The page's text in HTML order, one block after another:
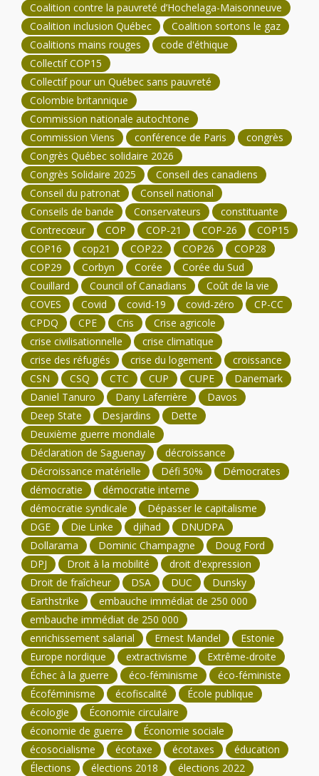
Coalition contre la pauvreté d’Hochelaga-Maisonneuve
Coalition inclusion Québec
Coalition sortons le gaz
Coalitions mains rouges
code d'éthique
Collectif COP15
Collectif pour un Québec sans pauvreté
Colombie britannique
Commission nationale autochtone
Commission Viens
conférence de Paris
congrès
Congrès Québec solidaire 2026
Congrès Solidaire 2025
Conseil des canadiens
Conseil du patronat
Conseil national
Conseils de bande
Conservateurs
constituante
Contrecœur
COP COP-21 COP-26
COP15
COP16
cop21 COP22 COP26
COP28
COP29
Corbyn Corée
Corée du Sud
Couillard
Council of Canadians
Coût de la vie
COVES
Covid covid-19 covid-zéro
CP-CC
CPDQ
CPE Cris
Crise agricole
crise civilisationnelle
crise climatique
crise des réfugiés
crise du logement
croissance
CSN
CSQ CTC CUP CUPE
Danemark
Daniel Tanuro
Dany Laferrière
Davos
Deep State
Desjardins
Dette
Deuxième guerre mondiale
Déclaration de Saguenay
décroissance
Décroissance matérielle
Défi 50%
Démocrates
démocratie
démocratie interne
démocratie syndicale
Dépasser le capitalisme
DGE
Die Linke djihad
DNUDPA
Dollarama
Dominic Champagne
Doug Ford
DPJ
Droit à la mobilité
droit d'expression
Droit de fraîcheur
DSA DUC
Dunsky
Earthstrike
embauche immédiat de 250 000
embauche immédiat de 250 000
enrichissement salarial
Ernest Mandel
Estonie
Europe nordique
extractivisme
Extrême-droite
Échec à la guerre
éco-féminisme
éco-féministe
Écoféminisme
écofiscalité
École publique
écologie
Économie circulaire
économie de guerre
Économie sociale
écosocialisme
écotaxe écotaxes
éducation
Élections
élections 2018
élections 2022